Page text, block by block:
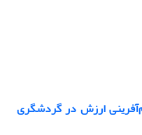
ارزش در گردشگری